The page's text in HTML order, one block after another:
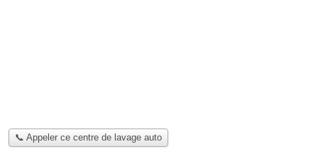
📞 Appeler ce centre de lavage auto